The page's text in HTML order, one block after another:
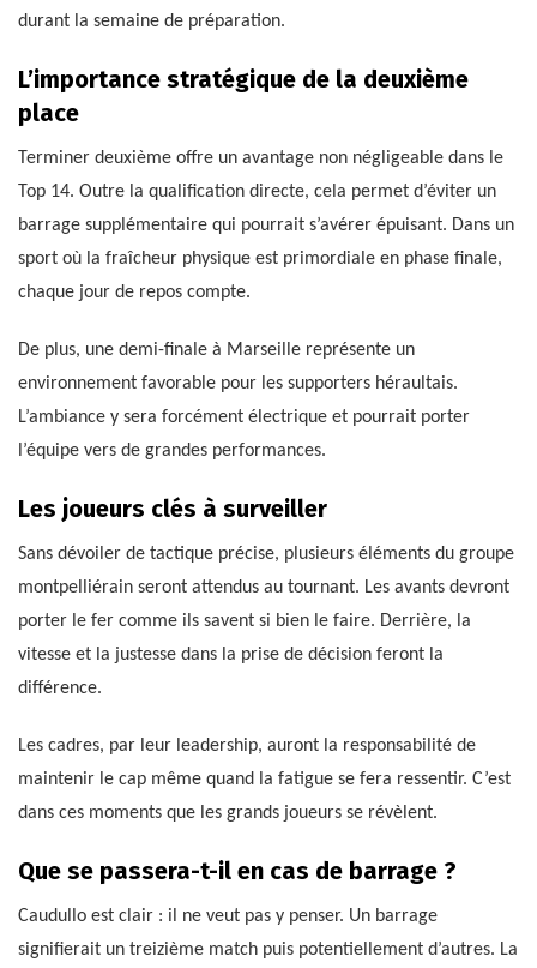
durant la semaine de préparation.
L’importance stratégique de la deuxième
place
Terminer deuxième offre un avantage non négligeable dans le
Top 14. Outre la qualification directe, cela permet d’éviter un
barrage supplémentaire qui pourrait s’avérer épuisant. Dans un
sport où la fraîcheur physique est primordiale en phase finale,
chaque jour de repos compte.
De plus, une demi-finale à Marseille représente un
environnement favorable pour les supporters héraultais.
L’ambiance y sera forcément électrique et pourrait porter
l’équipe vers de grandes performances.
Les joueurs clés à surveiller
Sans dévoiler de tactique précise, plusieurs éléments du groupe
montpelliérain seront attendus au tournant. Les avants devront
porter le fer comme ils savent si bien le faire. Derrière, la
vitesse et la justesse dans la prise de décision feront la
différence.
Les cadres, par leur leadership, auront la responsabilité de
maintenir le cap même quand la fatigue se fera ressentir. C’est
dans ces moments que les grands joueurs se révèlent.
Que se passera-t-il en cas de barrage ?
Caudullo est clair : il ne veut pas y penser. Un barrage
signifierait un treizième match puis potentiellement d’autres. La